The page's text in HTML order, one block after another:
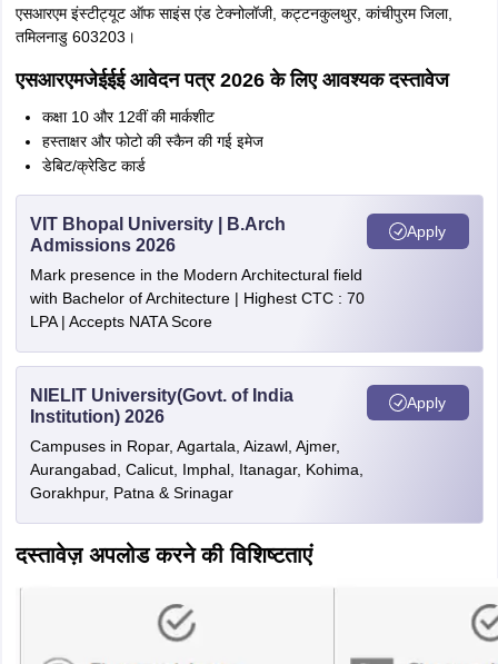
एसआरएम इंस्टीट्यूट ऑफ साइंस एंड टेक्नोलॉजी, कट्टनकुलथुर, कांचीपुरम जिला,
तमिलनाडु 603203।
एसआरएमजेईईई आवेदन पत्र 2026 के लिए आवश्यक दस्तावेज
कक्षा 10 और 12वीं की मार्कशीट
हस्ताक्षर और फोटो की स्कैन की गई इमेज
डेबिट/क्रेडिट कार्ड
VIT Bhopal University | B.Arch
Admissions 2026
Mark presence in the Modern Architectural field
with Bachelor of Architecture | Highest CTC : 70
LPA | Accepts NATA Score
Apply
NIELIT University(Govt. of India
Institution) 2026
Campuses in Ropar, Agartala, Aizawl, Ajmer,
Aurangabad, Calicut, Imphal, Itanagar, Kohima,
Gorakhpur, Patna & Srinagar
Apply
दस्तावेज़ अपलोड करने की विशिष्टताएं